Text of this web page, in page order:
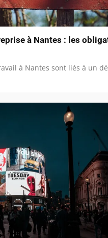
à Nantes : les
à Nantes sont liés à un